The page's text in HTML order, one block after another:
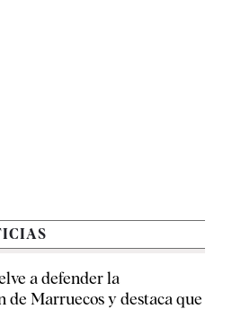
a defender la
de Marruecos y destaca que